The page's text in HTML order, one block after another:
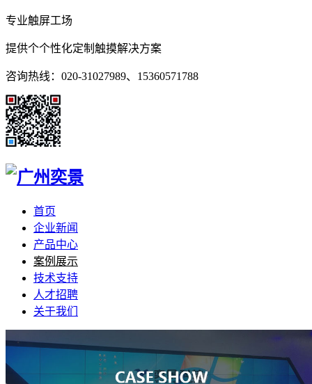
专业触屏工场
提供个个性化定制触摸解决方案
咨询热线：020-31027989、15360571788
首页
企业新闻
产品中心
案例展示
技术支持
人才招聘
关于我们